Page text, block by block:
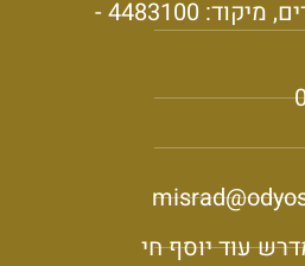
יצהר, ד.נ אפרים, מיקוד: 4483100 -
עוד יוסף חי